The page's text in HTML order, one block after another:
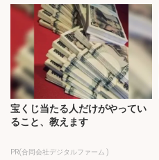
宝くじ当たる人だけがやってい
ること、教えます
PR(合同会社デジタルファーム )